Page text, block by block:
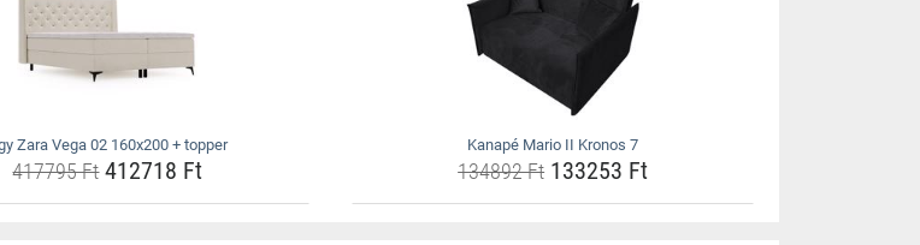
Zara Vega 02 160x200 + topper
417795 Ft412718 Ft
Kanapé Mario II Kronos 7
134892 Ft 133253 Ft